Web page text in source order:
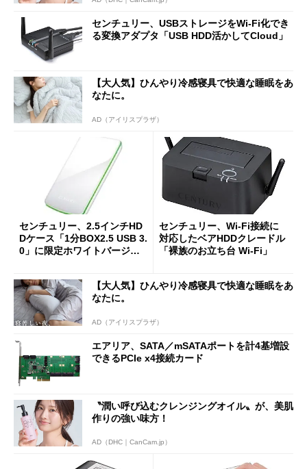
センチュリー、USBストレージをWi-Fi化でき
る変換アダプタ「USB HDD活かしてCloud」
【大人気】ひんやり冷感寝具で快適な睡眠をあ
なたに。
AD（アイリスプラザ）
センチュリー、2.5インチHD
Dケース「1分BOX2.5 USB 3.
0」に限定ホワイトバージョ
センチュリー、Wi-Fi接続に
対応したベアHDDクレードル
「裸族のお立ち台 Wi-Fi」
【大人気】ひんやり冷感寝具で快適な睡眠をあ
なたに。
AD（アイリスプラザ）
エアリア、SATA／mSATAポートを計4基増設
できるPCIe x4接続カード
〝潤い呼び込むクレンジングオイル〟が、美肌
作りの強い味方！
AD（DHC｜CanCam.jp）